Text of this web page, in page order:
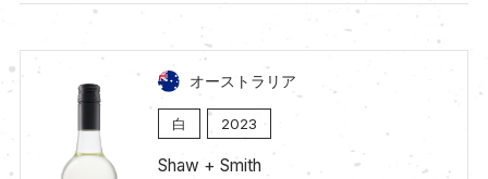
オーストラリア
白 2023
Shaw + Smith